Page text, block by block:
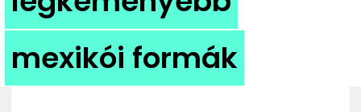
DIVAT
HIP
mexikói formák